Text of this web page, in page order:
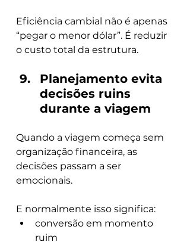
Eficiência cambial não é apenas
“pegar o menor dólar”. É reduzir
o custo total da estrutura.
Planejamento evita
decisões ruins
durante a viagem
Quando a viagem começa sem
organização financeira, as
decisões passam a ser
emocionais.
E normalmente isso significa:
conversão em momento
ruim